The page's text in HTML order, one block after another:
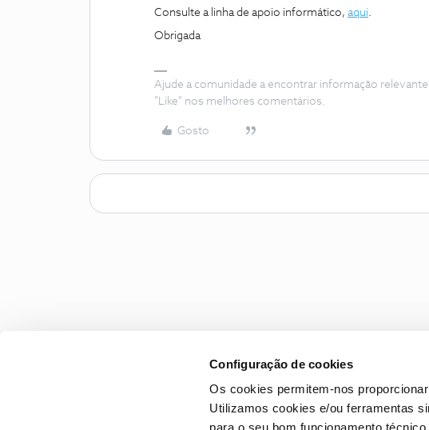
Configuração de cookies
Os cookies permitem-nos
Utilizamos cookies e/ou ferramentas
Consulte a linha de apoio informático, aqui.
Obrigada
Ajude a comunidade a encontrar informação
"Like" nos melhores comentários.
Gosto